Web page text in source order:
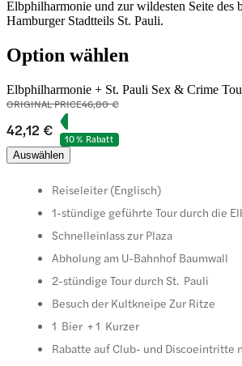
Elbphilharmonie und zur wildesten Seite des
Hamburger Stadtteils St. Pauli.
Option wählen
Elbphilharmonie + St. Pauli Sex & Crime
ORIGINAL PRICE46,80 €
42,12 €
10 % Rabatt
Auswählen
Reiseleiter (Englisch)
1-stündige geführte Tour durch die
Schnelleinlass zur Plaza
Abholung am U-Bahnhof Baumwall
2-stündige Tour durch St. Pauli
Besuch der Kultkneipe Zur Ritze
1 Bier + 1 Kurzer
Rabatte auf Club- und Discoeintritte